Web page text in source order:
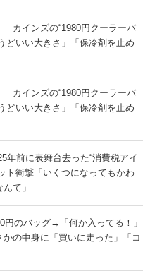
カインズの“1980円クーラーバ
どいい大きさ」「保冷剤を止め
カインズの“1980円クーラーバ
どいい大きさ」「保冷剤を止め
年前に表舞台去った“消費税アイ
ト衝撃「いくつになってもかわ
て」
円のバッグ→「何か入ってる！」
の中身に「買いに走った」「コ